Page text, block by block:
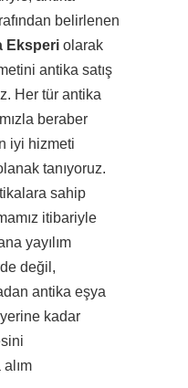
belirlenen
Eksperi olarak
antika satış
Her tür antika
beraber
iyi hizmeti
tanıyoruz.
sahip
itibariyle
yayılım
değil,
antika eşya
yerine kadar